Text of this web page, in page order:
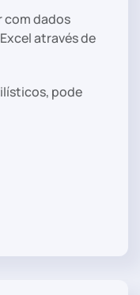
com dados
através de
pode